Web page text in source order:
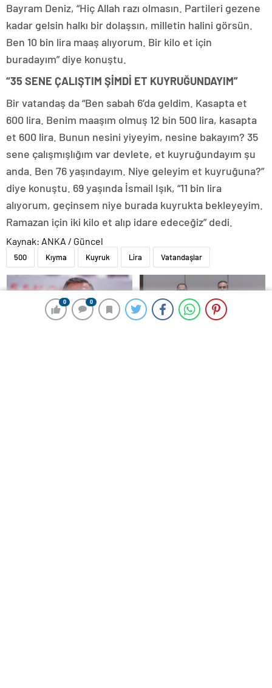
0 0
0 0
Bayram Deniz, “Hiç Allah razı olmasın. Partileri gezene
kadar gelsin halkı bir dolaşsın, milletin halini görsün.
Ben 10 bin lira maaş alıyorum. Bir kilo et için
buradayım” diye konuştu.
“35 SENE ÇALIŞTIM ŞİMDİ ET KUYRUĞUNDAYIM”
Bir vatandaş da “Ben sabah 6’da geldim. Kasapta et
600 lira. Benim maaşım olmuş 12 bin 500 lira, kasapta
et 600 lira. Bunun nesini yiyeyim, nesine bakayım? 35
sene çalışmışlığım var devlete, et kuyruğundayım şu
anda. Ben 76 yaşındayım. Niye geleyim et kuyruğuna?”
diye konuştu. 69 yaşında İsmail Işık, “11 bin lira
alıyorum, geçinsem niye burada kuyrukta bekleyeyim.
Ramazan için iki kilo et alıp idare edeceğiz” dedi.
Kaynak: ANKA / Güncel
500 Kıyma Kuyruk Lira Vatandaşlar